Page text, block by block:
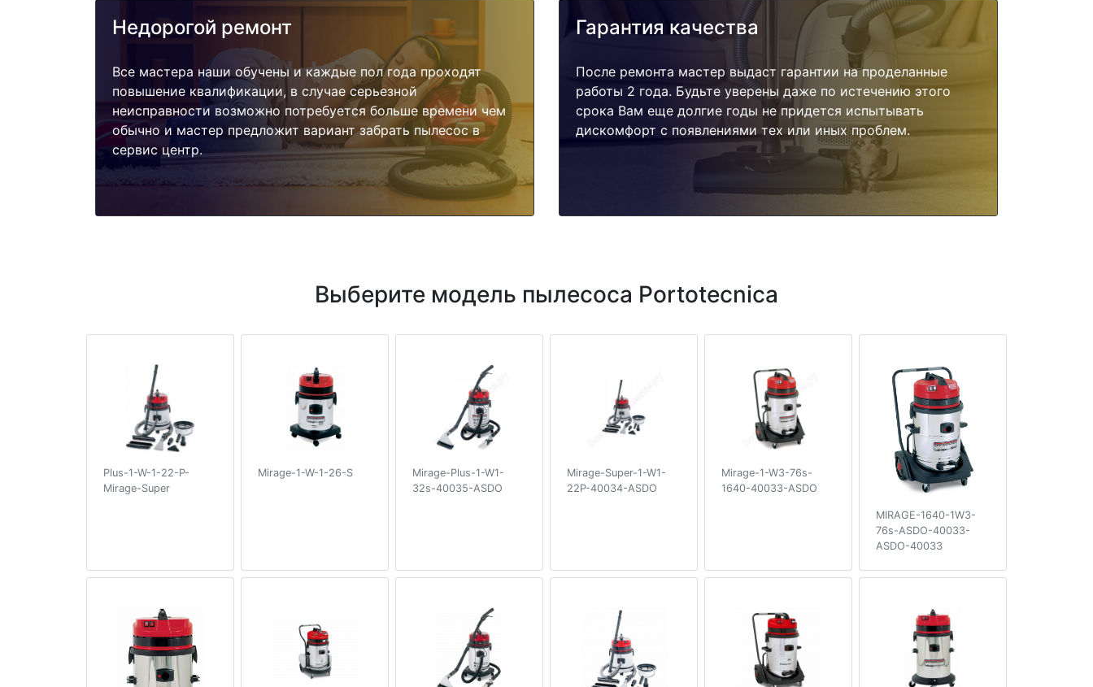
Недорогой ремонт
Все мастера наши обучены и каждые пол года проходят
повышение квалификации, в случае серьезной
неисправности возможно потребуется больше времени чем
обычно и мастер предложит вариант забрать пылесос в
сервис центр.
Гарантия качества
После ремонта мастер выдаст гарантии на проделанные
работы 2 года. Будьте уверены даже по истечению этого
срока Вам еще долгие годы не придется испытывать
дискомфорт с появлениями тех или иных проблем.
Выберите модель пылесоса Portotecnica
Plus-1-W-1-22-P-
Mirage-Super
Mirage-1-W-1-26-S
Mirage-Plus-1-W1-
32s-40035-ASDO
Mirage-Super-1-W1-
22P-40034-ASDO
Mirage-1-W3-76s-
1640-40033-ASDO
MIRAGE-1640-1W3-
76s-ASDO-40033-
ASDO-40033